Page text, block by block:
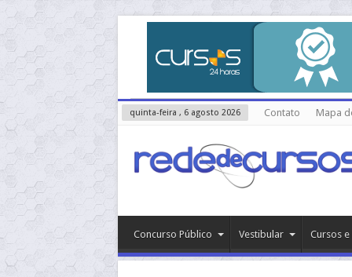
quinta-feira , 6 agosto 2026 Contato Mapa
Concurso Público Vestibular Cursos